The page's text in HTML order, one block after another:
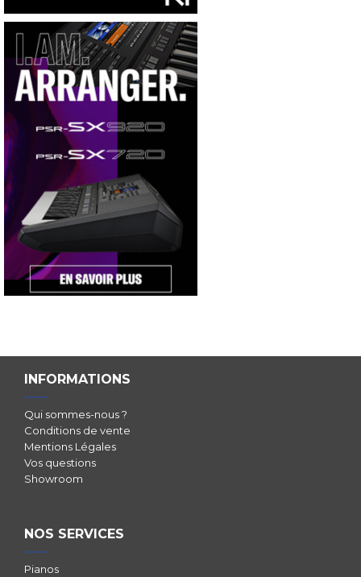
INFORMATIONS
Qui sommes-nous ?
Conditions de vente
Mentions Légales
Vos questions
Showroom
NOS SERVICES
Pianos